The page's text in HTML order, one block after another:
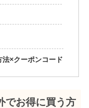
×クーポンコード
でお得に買う方